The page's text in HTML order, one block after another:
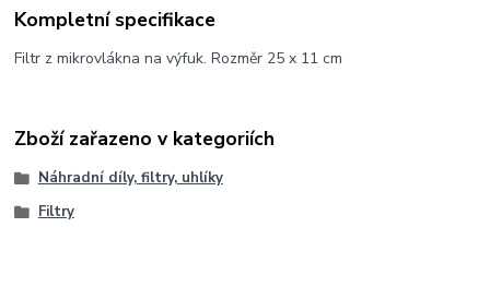
Kompletní specifikace
Filtr z mikrovlákna na výfuk. Rozměr 25 x 11 cm
Zboží zařazeno v kategoriích
Náhradní díly, filtry, uhlíky
Filtry